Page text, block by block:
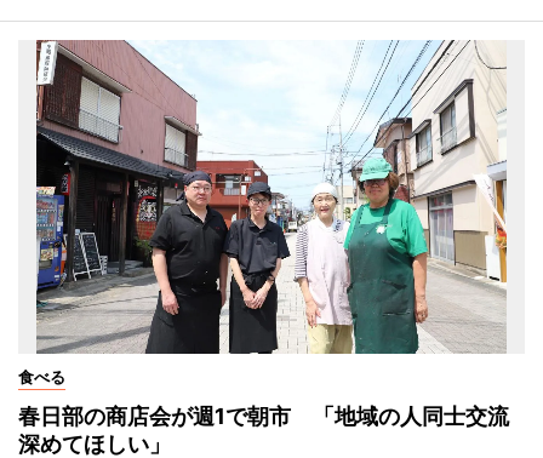
食べる
春日部の商店会が週1で朝市 「地域の人同士交流
深めてほしい」